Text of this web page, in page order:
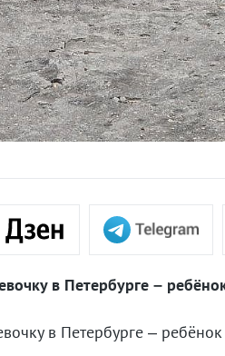
в Петербурге –
в Петербурге –